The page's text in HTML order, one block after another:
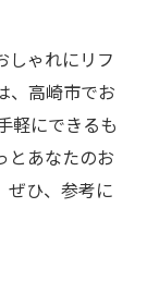
しゃれにリフ
、高崎市でお
軽にできるも
とあなたのお
ぜひ、参考に